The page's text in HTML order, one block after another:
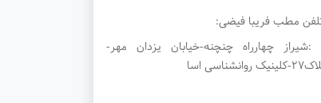
مطب فریبا فیضی:
:شیراز چهارراه چنچنه-خیابان یزدان مهر-